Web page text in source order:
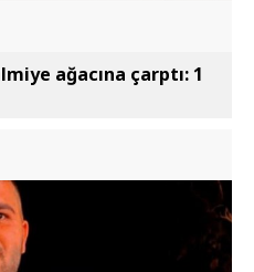
ağacına çarptı: 1